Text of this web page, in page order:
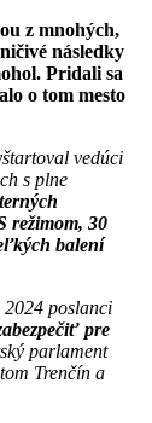
z mnohých,
následky
Pridali sa
o tom mesto
vedúci
s plne
režimom, 30
balení
poslanci
pre
parlament
Trenčín a